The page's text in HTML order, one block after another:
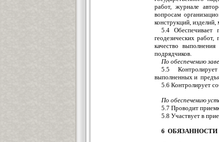
работ, журнале
вопросам
конструкций,
5.4 Обеспечивает
геодезических
качество
подрядчиков.
По обеспечению
5.5
выполненных и
5.6 Контролирует
По обеспечению
5.7 Проводит
5.8 Участвует в
6